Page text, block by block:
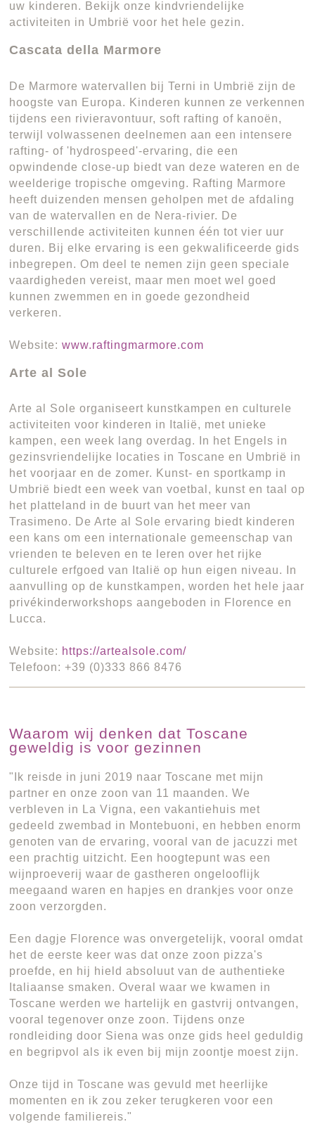
uw kinderen. Bekijk onze kindvriendelijke
activiteiten in Umbrië voor het hele gezin.
Cascata della Marmore
De Marmore watervallen bij Terni in Umbrië zijn de
hoogste van Europa. Kinderen kunnen ze verkennen
tijdens een rivieravontuur, soft rafting of kanoën,
terwijl volwassenen deelnemen aan een intensere
rafting- of 'hydrospeed'-ervaring, die een
opwindende close-up biedt van deze wateren en de
weelderige tropische omgeving. Rafting Marmore
heeft duizenden mensen geholpen met de afdaling
van de watervallen en de Nera-rivier. De
verschillende activiteiten kunnen één tot vier uur
duren. Bij elke ervaring is een gekwalificeerde gids
inbegrepen. Om deel te nemen zijn geen speciale
vaardigheden vereist, maar men moet wel goed
kunnen zwemmen en in goede gezondheid
verkeren.
Website:www.raftingmarmore.com
Arte al Sole
Arte al Sole organiseert kunstkampen en culturele
activiteiten voor kinderen in Italië, met unieke
kampen, een week lang overdag. In het Engels in
gezinsvriendelijke locaties in Toscane en Umbrië in
het voorjaar en de zomer. Kunst- en sportkamp in
Umbrië biedt een week van voetbal, kunst en taal op
het platteland in de buurt van het meer van
Trasimeno. De Arte al Sole ervaring biedt kinderen
een kans om een internationale gemeenschap van
vrienden te beleven en te leren over het rijke
culturele erfgoed van Italië op hun eigen niveau. In
aanvulling op de kunstkampen, worden het hele jaar
privékinderworkshops aangeboden in Florence en
Lucca.
Website: https://artealsole.com/
Telefoon: +39 (0)333 866 8476
Waarom wij denken dat Toscane
geweldig is voor gezinnen
"Ik reisde in juni 2019 naar Toscane met mijn
partner en onze zoon van 11 maanden. We
verbleven in La Vigna, een vakantiehuis met
gedeeld zwembad in Montebuoni, en hebben enorm
genoten van de ervaring, vooral van de jacuzzi met
een prachtig uitzicht. Een hoogtepunt was een
wijnproeverij waar de gastheren ongelooflijk
meegaand waren en hapjes en drankjes voor onze
zoon verzorgden.
Een dagje Florence was onvergetelijk, vooral omdat
het de eerste keer was dat onze zoon pizza's
proefde, en hij hield absoluut van de authentieke
Italiaanse smaken. Overal waar we kwamen in
Toscane werden we hartelijk en gastvrij ontvangen,
vooral tegenover onze zoon. Tijdens onze
rondleiding door Siena was onze gids heel geduldig
en begripvol als ik even bij mijn zoontje moest zijn.
Onze tijd in Toscane was gevuld met heerlijke
momenten en ik zou zeker terugkeren voor een
volgende familiereis."